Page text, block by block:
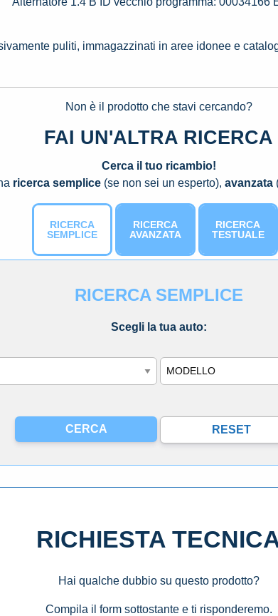
puliti, immagazzinati in aree idonee e
Non è il prodotto che stavi cercando?
FAI UN'ALTRA RICERCA
Cerca il tuo ricambio!
ricerca semplice (se non sei un esperto), avanzata
RICERCA
SEMPLICE
RICERCA
AVANZATA
RICERCA
TESTUALE
RICERCA SEMPLICE
Scegli la tua auto:
Modello
RICHIESTA
Hai qualche dubbio su questo prodotto?
Compila il form sottostante e ti risponderemo.